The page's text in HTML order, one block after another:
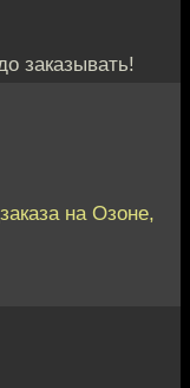
заказывать!
на Озоне,